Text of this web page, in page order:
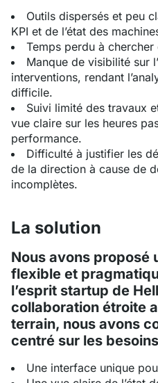
Outils dispersés et peu
KPI et de l’état des
Temps perdu à
Manque de visibilité sur
interventions, rendant
difficile.
Suivi limité des travaux
vue claire sur les heures
performance.
Difficulté à justifier les
de la direction à cause de
incomplètes.
La solution
Nous avons proposé
flexible et
l’esprit startup de
collaboration étroite
terrain, nous avons
centré sur les
Une interface unique